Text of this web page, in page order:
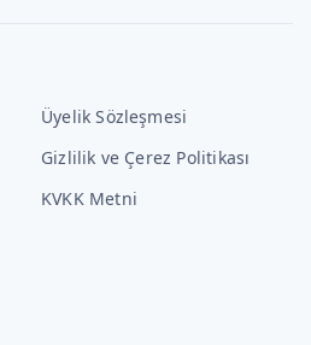
Üyelik Sözleşmesi
Gizlilik ve Çerez Politikası
KVKK Metni